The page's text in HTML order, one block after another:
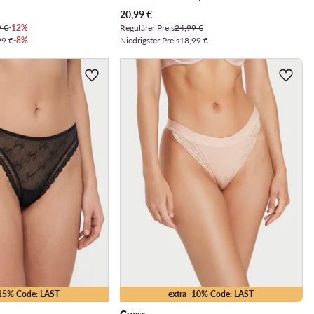
€-12%
€-8%
Aktueller Preis
20,99€
Regulärer Preis24,99 €
Niedrigster Preis18,99 €
Code: LAST extra -10% Code: LAST